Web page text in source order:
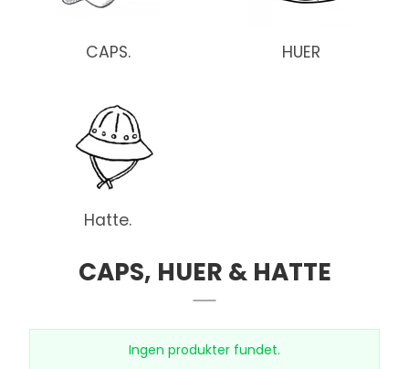
CAPS. HUER
Hatte.
CAPS, HUER & HATTE
Ingen produkter fundet.